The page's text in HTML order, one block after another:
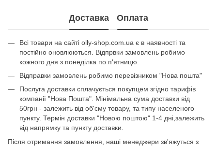
Доставка Оплата
Всі товари на сайті olly-shop.com.ua є в наявності та
постійно оновлюються. Відпрвки замовлень робимо
кожного дня з понеділка по п'ятницю.
Відправки замовлень робимо перевізником "Нова пошта"
Послуга доставки сплачується покупцем згідно тарифів
компанії "Нова Пошта". Мінімальна сума доставки від
50грн - залежить від об'єму товару, та типу населеного
пункту. Термін доставки "Новою поштою" 1-4 дні,залежить
від напрямку та пункту доставки.
Після отримання замовлення, наші менеджери зв'яжуться з